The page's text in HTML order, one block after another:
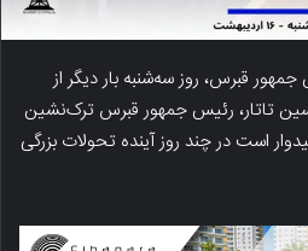
قبرس، روز سه‌شنبه بار دیگر از
تاتار، رئیس جمهور قبرس ترک‌نشین
است در چند روز آینده تحولات بزرگی